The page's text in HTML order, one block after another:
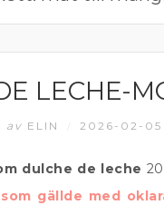
LECHE-
av ELIN 2026-02-05
dulche de leche
gällde med